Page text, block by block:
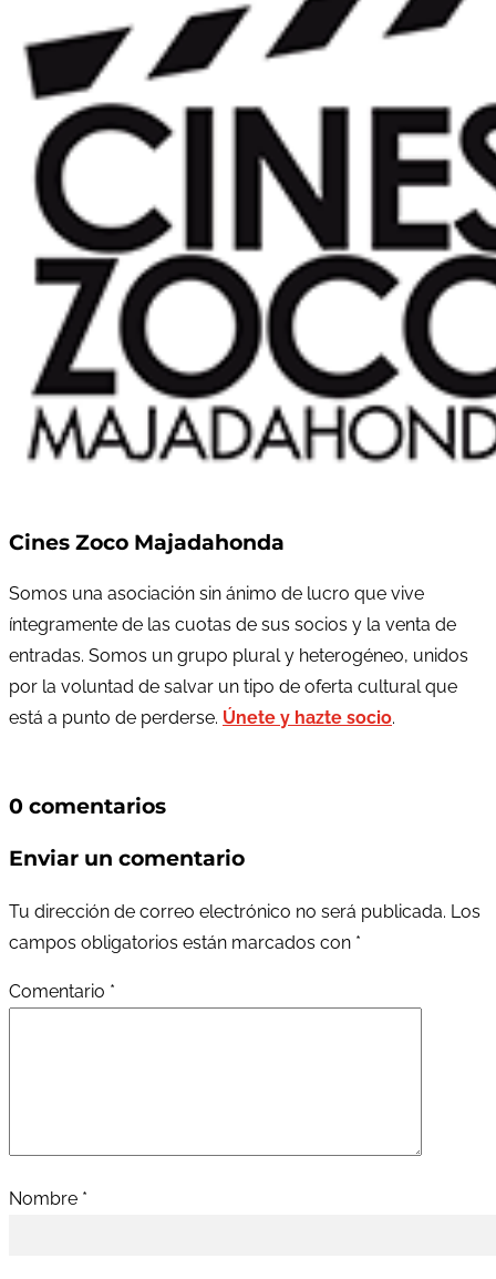
Cines Zoco Majadahonda
Somos una asociación sin ánimo de lucro que vive
íntegramente de las cuotas de sus socios y la venta de
entradas. Somos un grupo plural y heterogéneo, unidos
por la voluntad de salvar un tipo de oferta cultural que
está a punto de perderse. Únete y hazte socio.
0 comentarios
Enviar un comentario
Tu dirección de correo electrónico no será publicada. Los
campos obligatorios están marcados con *
Comentario *
Nombre *